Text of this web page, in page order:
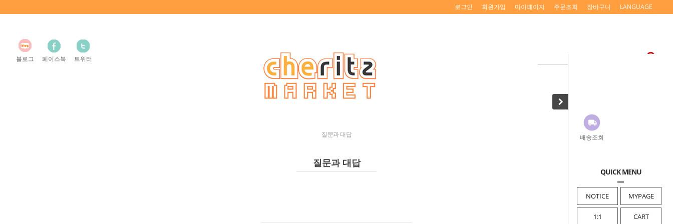
배송조회
QUICK MENU
NOTICE MYPAGE
1:1 CART
로그인 회원가입 마이페이지 주문조회 장바구니 LANGUAGE
블로그 페이스북 트위터
질문과 대답
질문과 대답